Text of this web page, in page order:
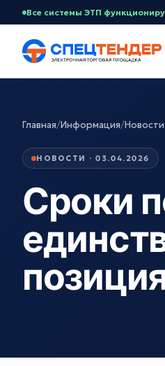
Все системы ЭТП
Главная/Информация/Новости
НОВОСТИ · 03.04.2026
Сроки